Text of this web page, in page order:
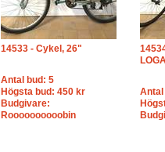
14533 - Cykel, 26"
Antal bud: 5
Högsta bud: 450 kr
Budgivare:
Roooooooooobin
Antal